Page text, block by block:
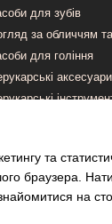
для зубів
за обличчям
для гоління
аксесуари
та
браузера.
на